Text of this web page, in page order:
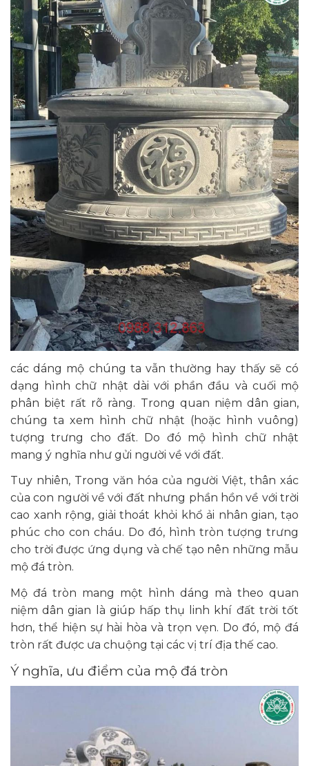
các dáng mộ chúng ta vẫn thường hay thấy sẽ có
dạng hình chữ nhật dài với phần đầu và cuối mộ
phân biệt rất rõ ràng. Trong quan niệm dân gian,
chúng ta xem hình chữ nhật (hoặc hình vuông)
tượng trưng cho đất. Do đó mộ hình chữ nhật
mang ý nghĩa như gửi người về với đất.
Tuy nhiên, Trong văn hóa của người Việt, thân xác
của con người về với đất nhưng phần hồn về với trời
cao xanh rộng, giải thoát khỏi khổ ải nhân gian, tạo
phúc cho con cháu. Do đó, hình tròn tượng trưng
cho trời được ứng dụng và chế tạo nên những mẫu
mộ đá tròn.
Mộ đá tròn mang một hình dáng mà theo quan
niệm dân gian là giúp hấp thụ linh khí đất trời tốt
hơn, thể hiện sự hài hòa và trọn vẹn. Do đó, mộ đá
tròn rất được ưa chuộng tại các vị trí địa thế cao.
Ý nghĩa, ưu điểm của mộ đá tròn